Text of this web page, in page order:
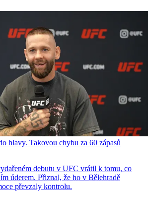
hlavy. Takovou chybu za 60 zápasů
debutu v UFC vrátil k tomu, co
úderem. Přiznal, že ho v Bělehradě
převzaly kontrolu.